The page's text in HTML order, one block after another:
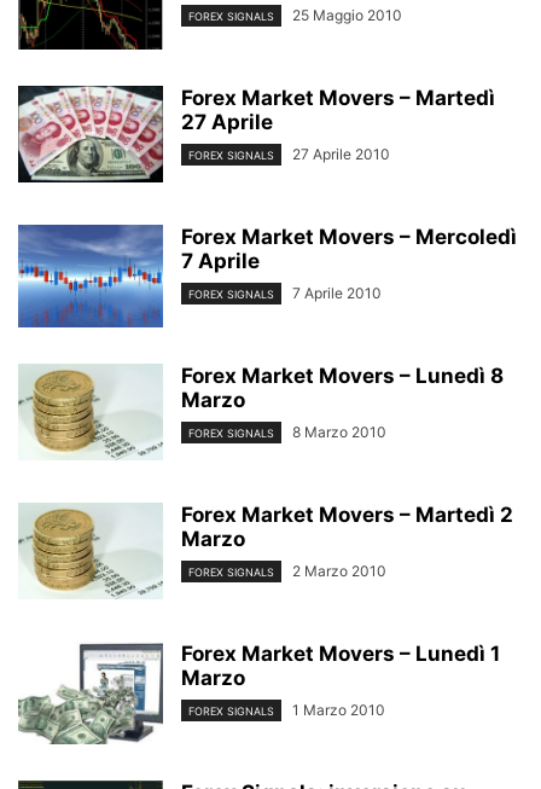
FOREX SIGNALS 25 Maggio 2010
Forex Market Movers – Martedì
27 Aprile
FOREX SIGNALS 27 Aprile 2010
Forex Market Movers – Mercoledì
7 Aprile
FOREX SIGNALS 7 Aprile 2010
Forex Market Movers – Lunedì 8
Marzo
FOREX SIGNALS 8 Marzo 2010
Forex Market Movers – Martedì 2
Marzo
FOREX SIGNALS 2 Marzo 2010
Forex Market Movers – Lunedì 1
Marzo
FOREX SIGNALS 1 Marzo 2010